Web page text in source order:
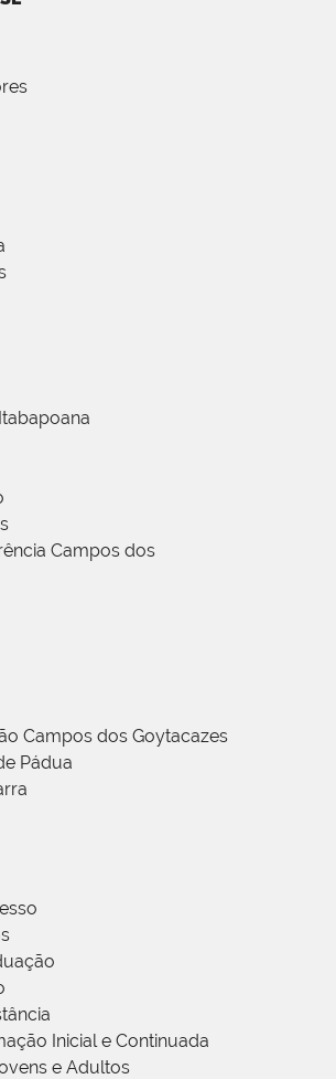
Campos dos
Campos dos Goytacazes
Pádua
Inicial e Continuada
e Adultos